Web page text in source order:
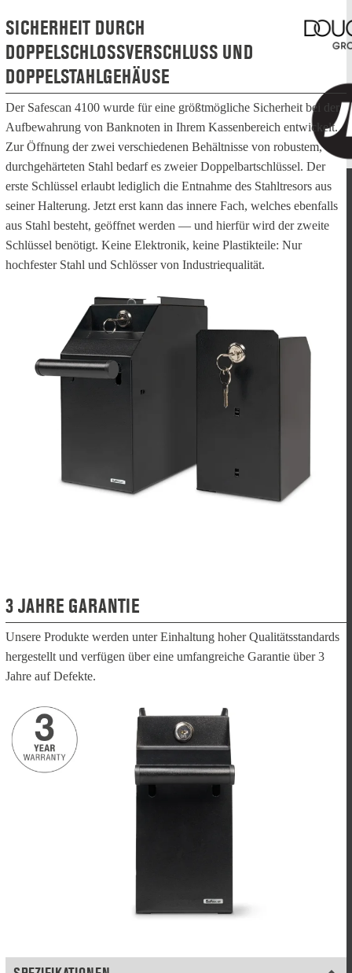
SICHERHEIT DURCH
DOPPELSCHLOSSVERSCHLUSS UND
DOPPELSTAHLGEHÄUSE
Der Safescan 4100 wurde für eine größtmögliche Sicherheit bei der
Aufbewahrung von Banknoten in Ihrem Kassenbereich entwickelt.
Zur Öffnung der zwei verschiedenen Behältnisse von robustem,
durchgehärteten Stahl bedarf es zweier Doppelbartschlüssel. Der
erste Schlüssel erlaubt lediglich die Entnahme des Stahltresors aus
seiner Halterung. Jetzt erst kann das innere Fach, welches ebenfalls
aus Stahl besteht, geöffnet werden — und hierfür wird der zweite
Schlüssel benötigt. Keine Elektronik, keine Plastikteile: Nur
hochfester Stahl und Schlösser von Industriequalität.
3 JAHRE GARANTIE
Unsere Produkte werden unter Einhaltung hoher Qualitätsstandards
hergestellt und verfügen über eine umfangreiche Garantie über 3
Jahre auf Defekte.